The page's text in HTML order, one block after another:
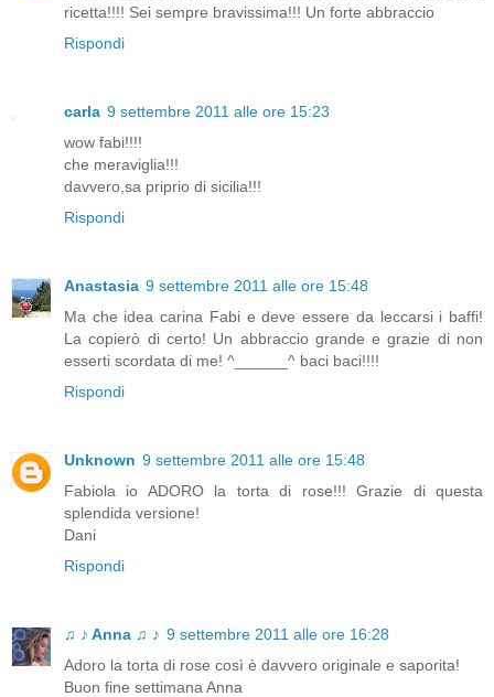
ricetta!!!! Sei sempre bravissima!!! Un forte abbraccio
Rispondi
carla 9 settembre 2011 alle ore 15:23
wow fabi!!!!
che meraviglia!!!
davvero,sa priprio di sicilia!!!
Rispondi
Anastasia 9 settembre 2011 alle ore 15:48
Ma che idea carina Fabi e deve essere da leccarsi i baffi!
La copierò di certo! Un abbraccio grande e grazie di non
esserti scordata di me! ^______^ baci baci!!!!
Rispondi
Unknown 9 settembre 2011 alle ore 15:48
Fabiola io ADORO la torta di rose!!! Grazie di questa
splendida versione!
Dani
Rispondi
♫ ♪ Anna ♫ ♪ 9 settembre 2011 alle ore 16:28
Adoro la torta di rose così è davvero originale e saporita!
Buon fine settimana Anna